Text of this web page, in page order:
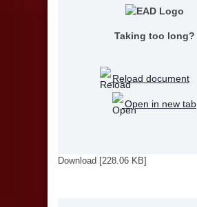
Taking too long?
Reload document
Open in new tab
Download [228.06 KB]